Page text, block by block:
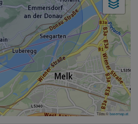
Tiles ©basemap.at